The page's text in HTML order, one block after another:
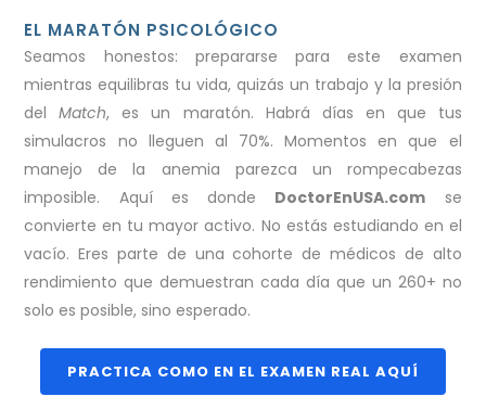
EL MARATÓN PSICOLÓGICO
Seamos honestos: prepararse para este examen
mientras equilibras tu vida, quizás un trabajo y la presión
delMatch, es un maratón. Habrá días en que tus
simulacros no lleguen al 70%. Momentos en que el
manejo de la anemia parezca un rompecabezas
imposible. Aquí es donde DoctorEnUSA.com se
convierte en tu mayor activo. No estás estudiando en el
vacío. Eres parte de una cohorte de médicos de alto
rendimiento que demuestran cada día que un 260+ no
solo es posible, sino esperado.
PRACTICA COMO EN EL EXAMEN REAL AQUÍ